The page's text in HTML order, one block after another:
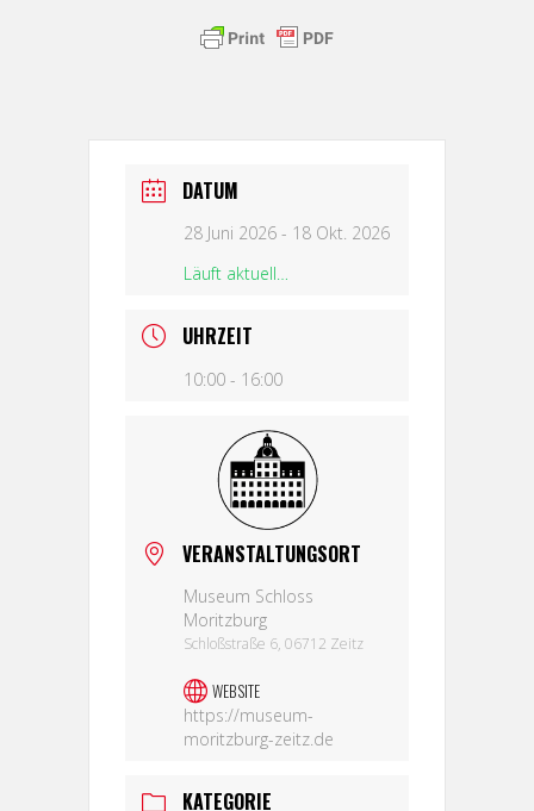
DATUM
28 Juni 2026 - 18 Okt. 2026
Läuft aktuell…
UHRZEIT
10:00 - 16:00
VERANSTALTUNGSORT
Museum Schloss
Moritzburg
Schloßstraße 6, 06712 Zeitz
WEBSITE
https://museum-
moritzburg-zeitz.de
KATEGORIE